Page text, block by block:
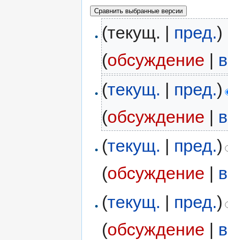
(текущ. | пред.)
(обсуждение |
(текущ. | пред.)
(обсуждение |
(текущ. | пред.)
(обсуждение |
(текущ. | пред.)
(обсуждение |